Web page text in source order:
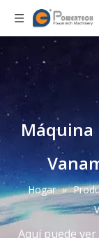
Máquina
Hogar »
Aquí puede